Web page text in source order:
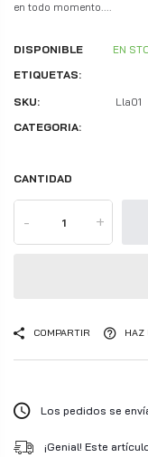
en todo momento....
DISPONIBLE EN
ETIQUETAS:
SKU:
Lla01
CATEGORIA:
CANTIDAD
- +
COMPARTIR HAZ
Los pedidos se
¡Genial! Este